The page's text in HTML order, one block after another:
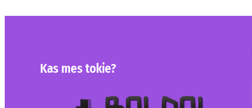
Kas mes tokie?